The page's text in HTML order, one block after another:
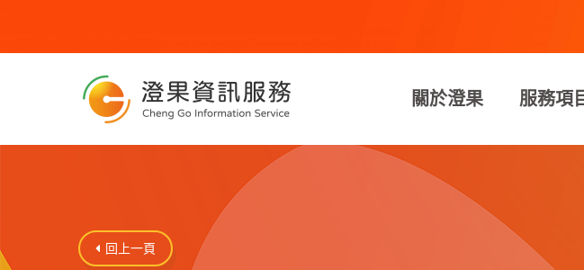
關於澄果 服務項
 回上一頁